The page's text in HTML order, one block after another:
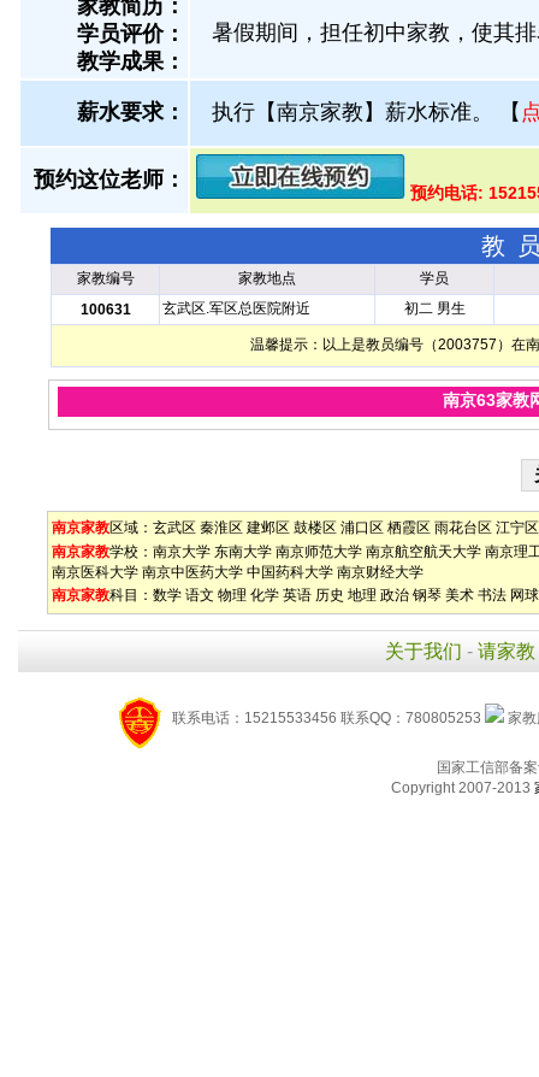
家教简历：
学员评价：
教学成果：
暑假期间，担任初中家教，使其
薪水要求： 执行【南京家教】薪水标准。 【
预约这位老师：
预约电话:
教
家教编号 家教地点
学员
100631
玄武区.军区总医院附近 初二 男生
温馨提示：以上是教员编号（2003757）在
南京63家教
南京家教区域： 玄武区 秦淮区 建邺区 鼓楼区 浦口区 栖霞区 雨花台区 江宁区
南京家教学校： 南京大学 东南大学 南京师范大学 南京航空航天大学 南京理
南京医科大学 南京中医药大学 中国药科大学 南京财经大学
南京家教科目： 数学 语文 物理 化学 英语 历史 地理 政治 钢琴 美术 书法 网球
关于我们 - 请家教
联系电话：15215533456 联系QQ：780805253 家
国家工信部备
Copyright 2007-2013